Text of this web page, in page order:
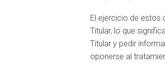
El ejercicio de estos
Titular, lo que
Titular y pedir
oponerse al